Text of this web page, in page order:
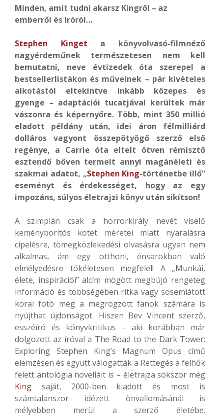
Minden, amit tudni akarsz Kingről – az
emberről és íróról…
Stephen Kinget a könyvolvasó-filmnéző
nagyérdeműnek természetesen nem kell
bemutatni, neve évtizedek óta szerepel a
bestsellerlistákon és műveinek – pár kivételes
alkotástól eltekintve inkább közepes és
gyenge – adaptációi tucatjával kerültek már
vászonra és képernyőre. Több, mint 350 millió
eladott példány után, idei áron félmilliárd
dolláros vagyont összepötyögő szerző első
regénye, a Carrie óta eltelt ötven rémisztő
esztendő bőven termelt annyi magánéleti és
szakmai adatot, „Stephen King-történetbe illő”
eseményt és érdekességet, hogy az egy
impozáns, súlyos életrajzi könyv után sikítson!
A szimplán csak a horrorkirály nevét viselő
keményborítós kötet méretei miatt nyaralásra
cipelésre, tömegközlekedési olvasásra ugyan nem
alkalmas, ám egy otthoni, énsarokban való
elmélyedésre tökéletesen megfelel! A „Munkái,
élete, inspirációi” alcím mögött megbújó rengeteg
információ és többségében ritka vagy sosemlátott
korai fotó még a megrögzött fanok számára is
nyújthat újdonságot. Hiszen Bev Vincent szerző,
esszéíró és könyvkritikus – aki korábban már
dolgozott az íróval a The Road to the Dark Tower:
Exploring Stephen King’s Magnum Opus című
elemzésen és együtt válogatták a Rettegés a felhők
felett antológia novelláit is – életrajza sokszor még
King saját, 2000-ben kiadott és most is
számtalanszor idézett önvallomásánál is
mélyebben merül a szerző életébe.